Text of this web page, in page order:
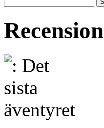
Recension